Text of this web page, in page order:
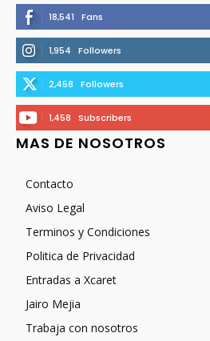
18,541 Fans
1,954 Followers
2,458 Followers
1,458 Subscribers
MAS DE NOSOTROS
Contacto
Aviso Legal
Terminos y Condiciones
Politica de Privacidad
Entradas a Xcaret
Jairo Mejia
Trabaja con nosotros